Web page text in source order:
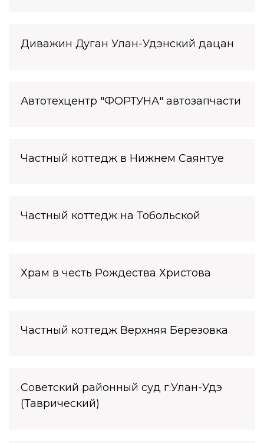
Диважин Дуган Улан-Удэнский дацан
Автотехцентр "ФОРТУНА" автозапчасти
Частный коттедж в Нижнем Саянтуе
Частный коттедж на Тобольской
Храм в честь Рождества Христова
Частный коттедж Верхняя Березовка
Советский районный суд г.Улан-Удэ
(Таврический)